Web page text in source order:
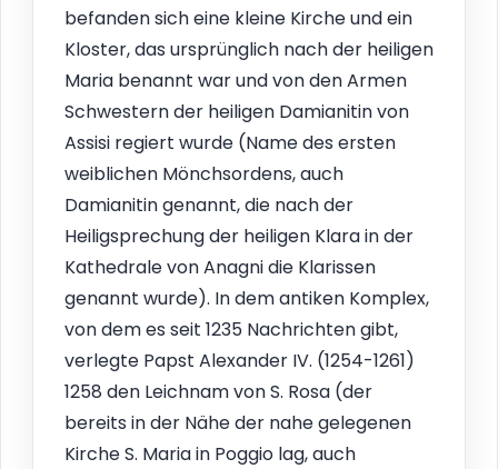
befanden sich eine kleine Kirche und ein
Kloster, das ursprünglich nach der heiligen
Maria benannt war und von den Armen
Schwestern der heiligen Damianitin von
Assisi regiert wurde (Name des ersten
weiblichen Mönchsordens, auch
Damianitin genannt, die nach der
Heiligsprechung der heiligen Klara in der
Kathedrale von Anagni die Klarissen
genannt wurde). In dem antiken Komplex,
von dem es seit 1235 Nachrichten gibt,
verlegte Papst Alexander IV. (1254-1261)
1258 den Leichnam von S. Rosa (der
bereits in der Nähe der nahe gelegenen
Kirche S. Maria in Poggio lag, auch